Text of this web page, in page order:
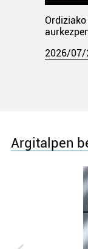
2026/07/
Argitalpen